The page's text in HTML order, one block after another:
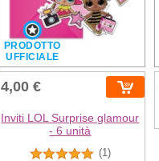
PRODOTTO
UFFICIALE
4,00 €
Inviti LOL Surprise glamour
- 6 unità
(1)